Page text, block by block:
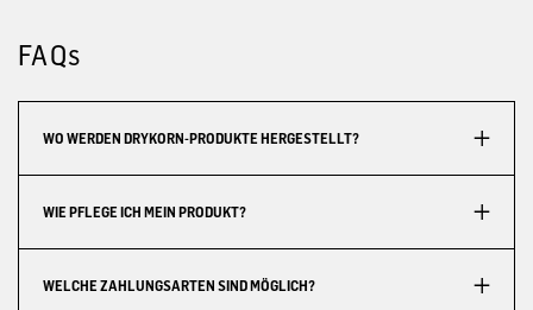
FAQs
WO WERDEN DRYKORN-PRODUKTE HERGESTELLT?
WIE PFLEGE ICH MEIN PRODUKT?
WELCHE ZAHLUNGSARTEN SIND MÖGLICH?